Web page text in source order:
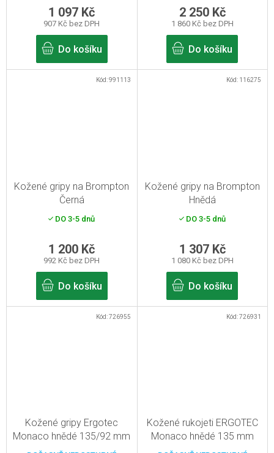
907 Kč bez DPH
1 097 Kč
Do košíku
1 860 Kč bez DPH
2 250 Kč
Do košíku
Kožené gripy na Brompton
Černá
DO 3-5 dnů
992 Kč bez DPH
1 200 Kč
Do košíku
Kód:991113
Kožené gripy na Brompton
Hnědá
DO 3-5 dnů
1 080 Kč bez DPH
1 307 Kč
Do košíku
Kód: 116275
Kožené gripy Ergotec
Monaco hnědé 135/92 mm
Kód:726955
Kožené rukojeti ERGOTEC
Monaco hnědé 135 mm
Kód:726931